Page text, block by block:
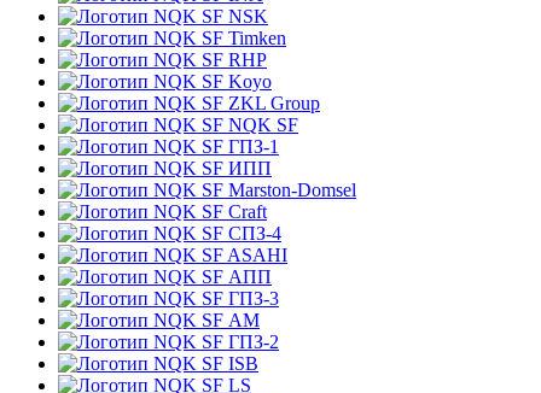
NSK
Timken
RHP
Koyo
ZKL Group
NQK SF
ГПЗ-1
ИПП
Marston-Domsel
Craft
СПЗ-4
ASAHI
АПП
ГПЗ-3
АМ
ГПЗ-2
ISB
LS